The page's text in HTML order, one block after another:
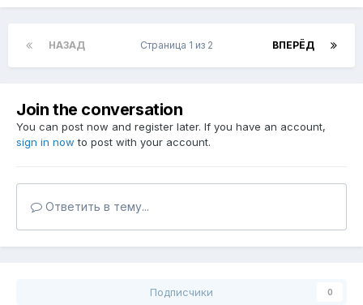
НАЗАД ВПЕРЁД
Страница 1 из 2
Join the conversation
You can post now and register later. If you have an account,
sign in now to post with your account.
Ответить в тему...
Подписчики 0